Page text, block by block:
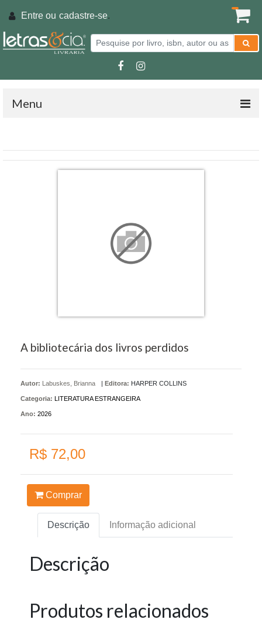
Entre ou cadastre-se.
Menu
A bibliotecária dos livros perdidos
Autor: Labuskes, Brianna | Editora: HARPER COLLINS
Categoria: LITERATURA ESTRANGEIRA
Ano: 2026
R$ 72,00
Comprar
Descrição Informação adicional
Descrição
Produtos relacionados